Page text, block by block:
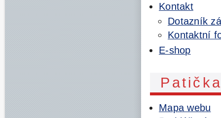
Kontakt
Dotazník
Kontaktní
E-shop
Mapa webu